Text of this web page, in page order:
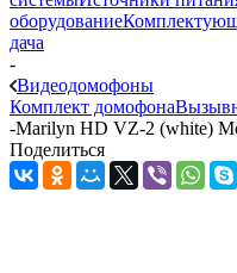
оборудование
дача
-
Видеодомофоны
Комплект домофона
-Marilyn HD VZ-2 (white)
Поделиться